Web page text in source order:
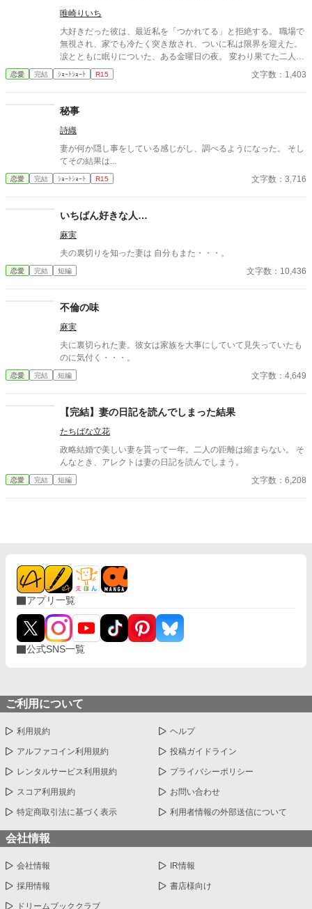
唯崎りいち
大好きだった彼は、最近私を「つかれてる」と拒絶する。 職場で
無視され、家でも冷たく突き放され、ついに私は限界を迎えた。
涙とともに眠りについた、ある金曜日の夜。 変わり果てた二人の
関係は、予想もしない結末を迎える。
恋愛 完結 ｼｮｰﾄｼｮｰﾄ R15 文字数：1,403
秘事
詩織
妻が何か隠し事をしている感じがし、調べるようになった。 そし
てその結果は...
恋愛 完結 ｼｮｰﾄｼｮｰﾄ R15 文字数：3,716
いちばん好きな人…
麻実
夫の裏切りを知った妻は 自分もまた・・・。
恋愛 完結 短編 文字数：10,436
不倫の味
麻実
夫に裏切られた妻。彼女は家族を大事にしていて見失っていたも
のに気付く・・・。
恋愛 完結 短編 文字数：4,649
【完結】妻の日記を読んでしまった結果
たちばな立花
政略結婚で美しい妻を貰って一年。二人の距離は縮まらない。 そ
んなとき、アレクトは妻の日記を読んでしまう。
恋愛 完結 短編 文字数：6,208
アプリ一覧
公式SNS一覧
ご利用について
利用規約 ヘルプ
アルファコイン利用規約 投稿ガイドライン
レンタルサービス利用規約 プライバシーポリシー
スコア利用規約 お問い合わせ
特定商取引法に基づく表示 利用者情報の外部送信について
会社情報
会社情報 IR情報
採用情報 書店様向け
ドリームブッククラブ